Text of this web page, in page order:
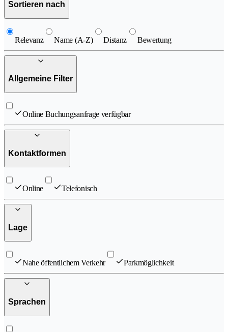
Sortieren nach
Relevanz Name (A-Z) Distanz Bewertung
Allgemeine Filter
Online Buchungsanfrage verfügbar
Kontaktformen
Online Telefonisch
Lage
Nahe öffentlichem Verkehr Parkmöglichkeit
Sprachen